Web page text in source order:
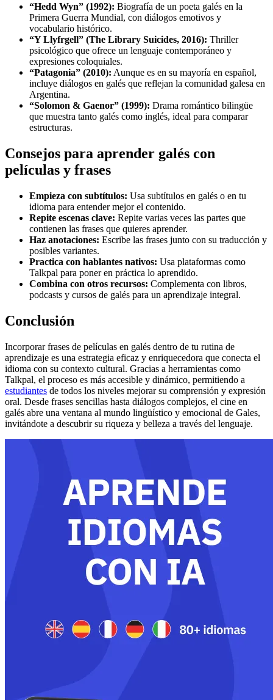
“Hedd Wyn” (1992): Biografía de un poeta galés en la
Primera Guerra Mundial, con diálogos emotivos y
vocabulario histórico.
“Y Llyfrgell” (The Library Suicides, 2016): Thriller
psicológico que ofrece un lenguaje contemporáneo y
expresiones coloquiales.
“Patagonia” (2010): Aunque es en su mayoría en español,
incluye diálogos en galés que reflejan la comunidad galesa en
Argentina.
“Solomon & Gaenor” (1999): Drama romántico bilingüe
que muestra tanto galés como inglés, ideal para comparar
estructuras.
Consejos para aprender galés con
películas y frases
Empieza con subtítulos: Usa subtítulos en galés o en tu
idioma para entender mejor el contenido.
Repite escenas clave: Repite varias veces las partes que
contienen las frases que quieres aprender.
Haz anotaciones: Escribe las frases junto con su traducción y
posibles variantes.
Practica con hablantes nativos: Usa plataformas como
Talkpal para poner en práctica lo aprendido.
Combina con otros recursos: Complementa con libros,
podcasts y cursos de galés para un aprendizaje integral.
Conclusión
Incorporar frases de películas en galés dentro de tu rutina de
aprendizaje es una estrategia eficaz y enriquecedora que conecta el
idioma con su contexto cultural. Gracias a herramientas como
Talkpal, el proceso es más accesible y dinámico, permitiendo a
estudiantes de todos los niveles mejorar su comprensión y expresión
oral. Desde frases sencillas hasta diálogos complejos, el cine en
galés abre una ventana al mundo lingüístico y emocional de Gales,
invitándote a descubrir su riqueza y belleza a través del lenguaje.